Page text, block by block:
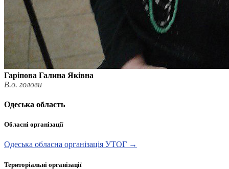
Гаріпова Галина Яківна
В.о. голови
Одеська область
Обласні організації
Одеська обласна організація УТОГ →
Територіальні організації